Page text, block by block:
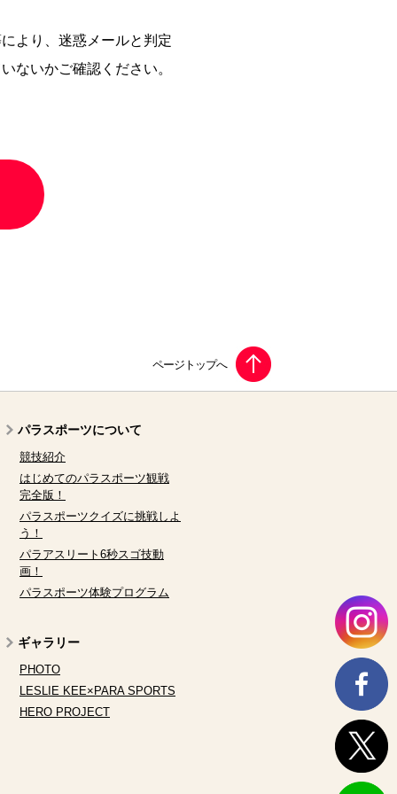
より、迷惑メールと判定
ないかご確認ください。
パラスポーツについて
競技紹介
はじめてのパラスポーツ観戦
完全版！
パラスポーツクイズに挑戦しよ
う！
パラアスリート6秒スゴ技動
画！
パラスポーツ体験プログラム
ギャラリー
PHOTO
LESLIE KEE×PARA SPORTS
HERO PROJECT